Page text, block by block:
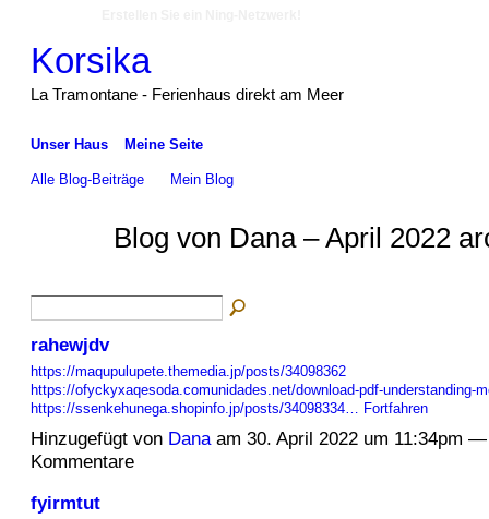
Korsika
La Tramontane - Ferienhaus direkt am Meer
Unser Haus Meine Seite
Alle Blog-Beiträge Mein Blog
Blog von Dana – April 2022
rahewjdv
https://maqupulupete.themedia.jp/posts/34098362
https://ofyckyxaqesoda.comunidades.net/download-pdf-understanding-
https://ssenkehunega.shopinfo.jp/posts/34098334…
Fortfahren
Hinzugefügt von Danaam 30. April 2022 um 11:34pm —
Kommentare
fyirmtut